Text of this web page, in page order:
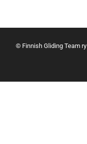
© Finnish Gliding Team ry